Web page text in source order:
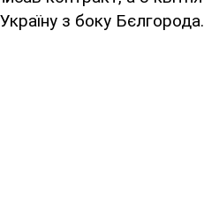
з боку Бєлгорода.